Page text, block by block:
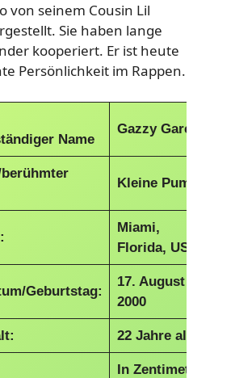
von seinem Cousin Lil
Sie haben lange
kooperiert. Er ist heute
Persönlichkeit im Rappen.
Name
Gazzy Garcia
Kleine Pumpe
Miami,
Florida, USA
Geburtstag:
17. August
2000
22 Jahre alt
In Zentimetern